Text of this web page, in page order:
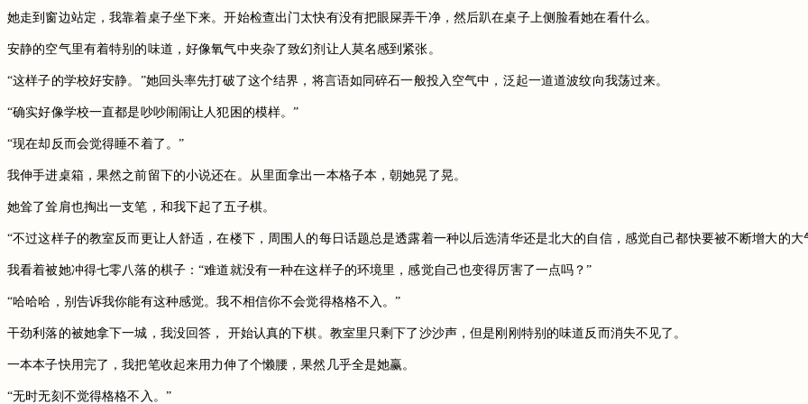
她走到窗边站定，我靠着桌子坐下来。开始检查出门太快有没有把眼屎弄干净，然后趴在桌子上侧脸看她在看什么。
安静的空气里有着特别的味道，好像氧气中夹杂了致幻剂让人莫名感到紧张。
“这样子的学校好安静。”她回头率先打破了这个结界，将言语如同碎石一般投入空气中，泛起一道道波纹向我荡过来。
“确实好像学校一直都是吵吵闹闹让人犯困的模样。”
“现在却反而会觉得睡不着了。”
我伸手进桌箱，果然之前留下的小说还在。从里面拿出一本格子本，朝她晃了晃。
她耸了耸肩也掏出一支笔，和我下起了五子棋。
“不过这样子的教室反而更让人舒适，在楼下，周围人的每日话题总是透露着一种以后选清华还是北大的自信，感觉自己都快要被不断增大的大
我看着被她冲得七零八落的棋子：“难道就没有一种在这样子的环境里，感觉自己也变得厉害了一点吗？”
“哈哈哈，别告诉我你能有这种感觉。我不相信你不会觉得格格不入。”
干劲利落的被她拿下一城，我没回答， 开始认真的下棋。教室里只剩下了沙沙声，但是刚刚特别的味道反而消失不见了。
一本本子快用完了，我把笔收起来用力伸了个懒腰，果然几乎全是她赢。
“无时无刻不觉得格格不入。”